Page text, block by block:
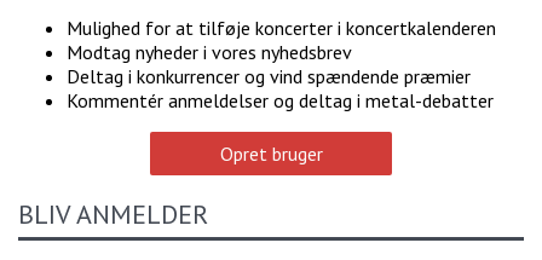
Mulighed for at tilføje koncerter i koncertkalenderen
Modtag nyheder i vores nyhedsbrev
Deltag i konkurrencer og vind spændende præmier
Kommentér anmeldelser og deltag i metal-debatter
Opret bruger
BLIV ANMELDER